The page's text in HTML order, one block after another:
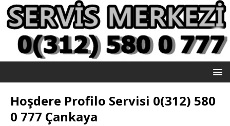
Hoşdere Profilo Servisi 0(312) 580
0 777 Çankaya